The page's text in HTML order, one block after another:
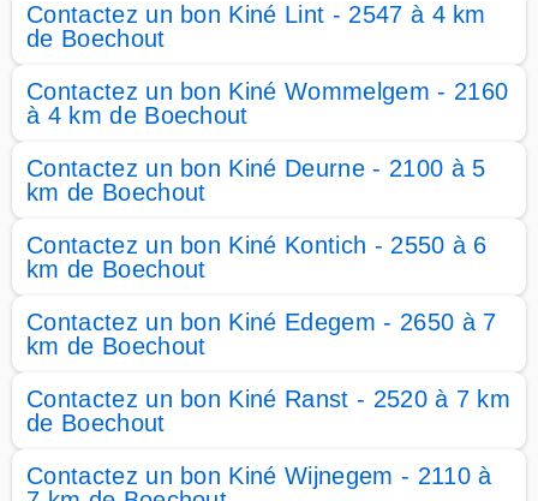
Contactez un bon Kiné Lint - 2547 à 4 km
de Boechout
Contactez un bon Kiné Wommelgem - 2160
à 4 km de Boechout
Contactez un bon Kiné Deurne - 2100 à 5
km de Boechout
Contactez un bon Kiné Kontich - 2550 à 6
km de Boechout
Contactez un bon Kiné Edegem - 2650 à 7
km de Boechout
Contactez un bon Kiné Ranst - 2520 à 7 km
de Boechout
Contactez un bon Kiné Wijnegem - 2110 à